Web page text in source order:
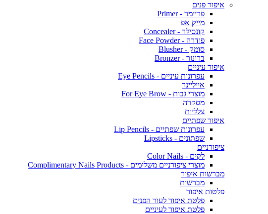
איפור פנים
פריימר - Primer
מייק אפ
קונסילר - Concealer
פודרה - Face Powder
סומק - Blusher
ברונזר - Bronzer
איפור עיניים
עפרונות עיניים - Eye Pencils
אייליינר
מוצרי גבות - For Eye Brow
מסקרה
צלליות
איפור שפתיים
עפרונות שפתיים - Lip Pencils
שפתונים - Lipsticks
ציפורניים
לקים - Color Nails
מוצרי ציפורניים משלימים - Complimentary Nails Products
מברשות איפור
מברשות
פלטות איפור
פלטת איפור לעור הפנים
פלטת איפור לעיניים